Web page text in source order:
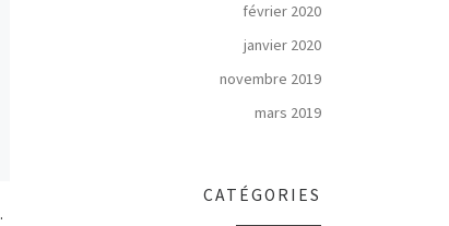
.
février 2020
janvier 2020
novembre 2019
mars 2019
CATÉGORIES